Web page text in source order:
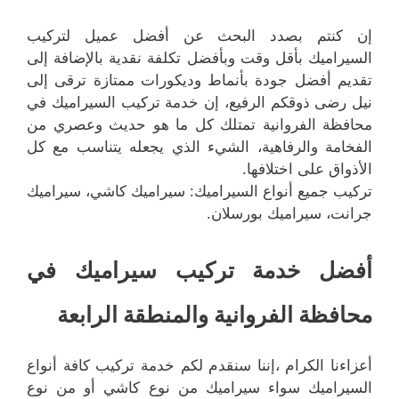
إن كنتم بصدد البحث عن أفضل عميل لتركيب
السيراميك بأقل وقت وبأفضل تكلفة نقدية بالإضافة إلى
تقديم أفضل جودة بأنماط وديكورات ممتازة ترقى إلى
نيل رضى ذوقكم الرفيع، إن خدمة تركيب السيراميك في
محافظة الفروانية تمتلك كل ما هو حديث وعصري من
الفخامة والرفاهية، الشيء الذي يجعله يتناسب مع كل
الأذواق على اختلافها.
تركيب جميع أنواع السيراميك: سيراميك كاشي، سيراميك
جرانت، سيراميك بورسلان.
أفضل خدمة تركيب سيراميك في
محافظة الفروانية والمنطقة الرابعة
أعزاءنا الكرام ،إننا سنقدم لكم خدمة تركيب كافة أنواع
السيراميك سواء سيراميك من نوع كاشي أو من نوع